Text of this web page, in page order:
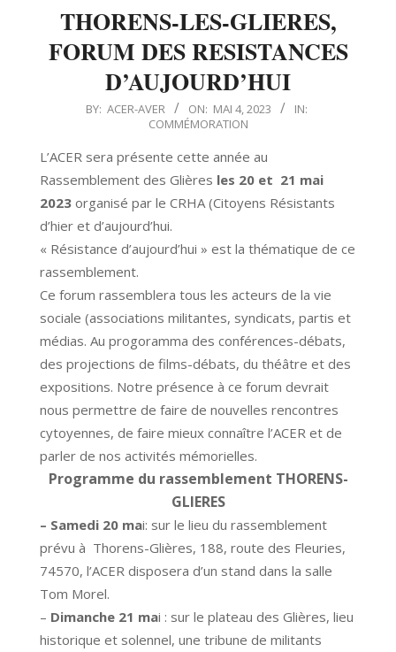
THORENS-LES-GLIERES,
FORUM DES RESISTANCES
D’AUJOURD’HUI
04
BY: ACER-AVER ON: MAI 4, 2023
IN:
COMMÉMORATION
L’ACER sera présente cette année au
Rassemblement des Glières les 20 et 21 mai
2023 organisé par le CRHA (Citoyens Résistants
d’hier et d’aujourd’hui.
« Résistance d’aujourd’hui » est la thématique de ce
rassemblement.
Ce forum rassemblera tous les acteurs de la vie
sociale (associations militantes, syndicats, partis et
médias. Au progoramma des conférences-débats,
des projections de films-débats, du théâtre et des
expositions. Notre présence à ce forum devrait
nous permettre de faire de nouvelles rencontres
cytoyennes, de faire mieux connaître l’ACER et de
parler de nos activités mémorielles.
Programme du rassemblement THORENS-
GLIERES
– Samedi 20 mai: sur le lieu du rassemblement
prévu à Thorens-Glières, 188, route des Fleuries,
74570, l’ACER disposera d’un stand dans la salle
Tom Morel.
– Dimanche 21 mai : sur le plateau des Glières, lieu
historique et solennel, une tribune de militants